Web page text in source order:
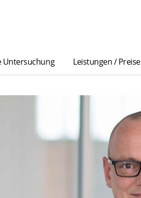
Untersuchung Leistungen / Preise